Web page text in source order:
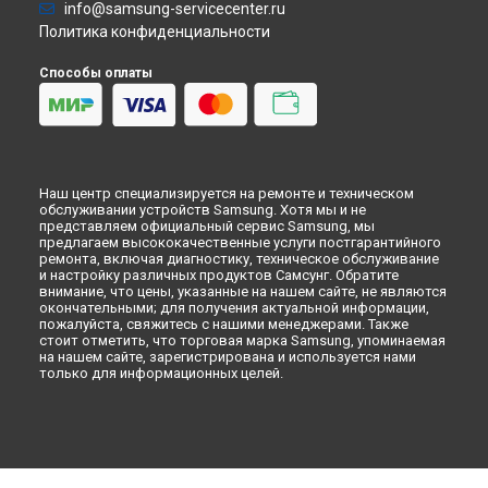
Ремонт варочной панели C61R2CAST Samsung в
Ремонт варочной панели C61R2CAST Samsung в
Петербурге
Посудомоечная машина
Морозильная камера
Кондиционер
Духовой шкаф
Вытяжка
info@samsung-servicecenter.ru
Политика конфиденциальности
Способы оплаты
Наш центр специализируется на ремонте и техническом
обслуживании устройств Samsung. Хотя мы и не
представляем официальный сервис Samsung, мы
предлагаем высококачественные услуги постгарантийного
ремонта, включая диагностику, техническое обслуживание
и настройку различных продуктов Самсунг. Обратите
внимание, что цены, указанные на нашем сайте, не являются
окончательными; для получения актуальной информации,
пожалуйста, свяжитесь с нашими менеджерами. Также
стоит отметить, что торговая марка Samsung, упоминаемая
на нашем сайте, зарегистрирована и используется нами
только для информационных целей.